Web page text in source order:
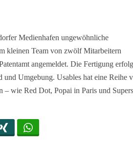
Medienhafen ungewöhnliche
kleinen Team von zwölf Mitarbeitern
angemeldet. Die Fertigung
und Umgebung. Usables hat eine Reihe
wie Red Dot, Popai in Paris und